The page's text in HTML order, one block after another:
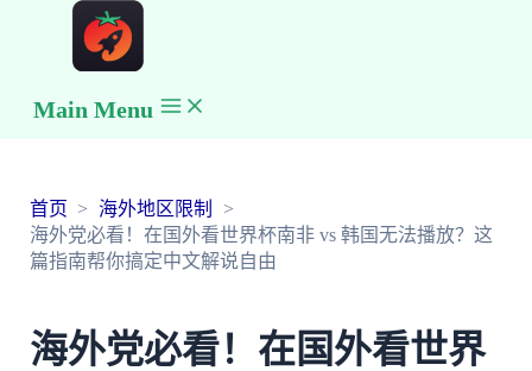
Main Menu
首页
海外地区限制
海外党必看！在国外看世界杯南非 vs 韩国无法播放？这
篇指南帮你搞定中文解说自由
海外党必看！在国外看世界